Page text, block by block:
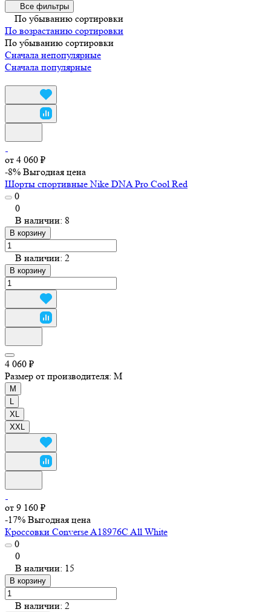
Все фильтры
По убыванию сортировки
По возрастанию сортировки
По убыванию сортировки
Сначала непопулярные
Сначала популярные
от 4 060 ₽
-8% Выгодная цена
Шорты спортивные Nike DNA Pro Cool Red
0
0
В наличии: 8
В корзину
В наличии: 2
В корзину
4 060 ₽
Размер от производителя: M
M
XL
XXL
от 9 160 ₽
-17% Выгодная цена
Кроссовки Converse A18976C All White
0
0
В наличии: 15
В корзину
В наличии: 2